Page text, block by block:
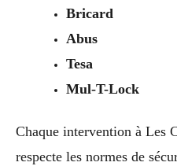
Bricard
Abus
Tesa
Mul-T-Lock
Chaque intervention à Les
respecte les normes de